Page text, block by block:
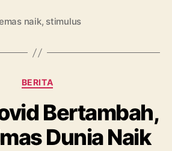
Emas
deal-
stimulus-
naik, stimulus
Kategori
BERITA
Bertambah,
Dunia Naik